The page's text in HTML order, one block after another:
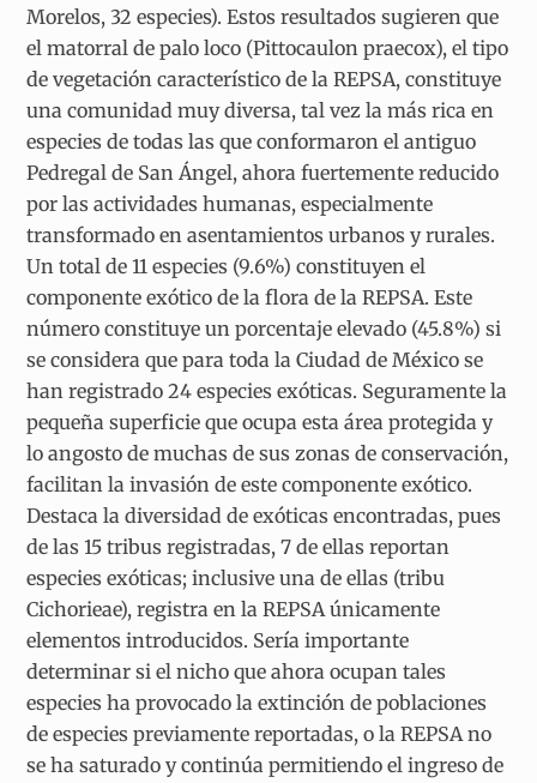
Morelos, 32 especies). Estos resultados sugieren que
el matorral de palo loco (Pittocaulon praecox), el tipo
de vegetación característico de la REPSA, constituye
una comunidad muy diversa, tal vez la más rica en
especies de todas las que conformaron el antiguo
Pedregal de San Ángel, ahora fuertemente reducido
por las actividades humanas, especialmente
transformado en asentamientos urbanos y rurales.
Un total de 11 especies (9.6%) constituyen el
componente exótico de la flora de la REPSA. Este
número constituye un porcentaje elevado (45.8%) si
se considera que para toda la Ciudad de México se
han registrado 24 especies exóticas. Seguramente la
pequeña superficie que ocupa esta área protegida y
lo angosto de muchas de sus zonas de conservación,
facilitan la invasión de este componente exótico.
Destaca la diversidad de exóticas encontradas, pues
de las 15 tribus registradas, 7 de ellas reportan
especies exóticas; inclusive una de ellas (tribu
Cichorieae), registra en la REPSA únicamente
elementos introducidos. Sería importante
determinar si el nicho que ahora ocupan tales
especies ha provocado la extinción de poblaciones
de especies previamente reportadas, o la REPSA no
se ha saturado y continúa permitiendo el ingreso de